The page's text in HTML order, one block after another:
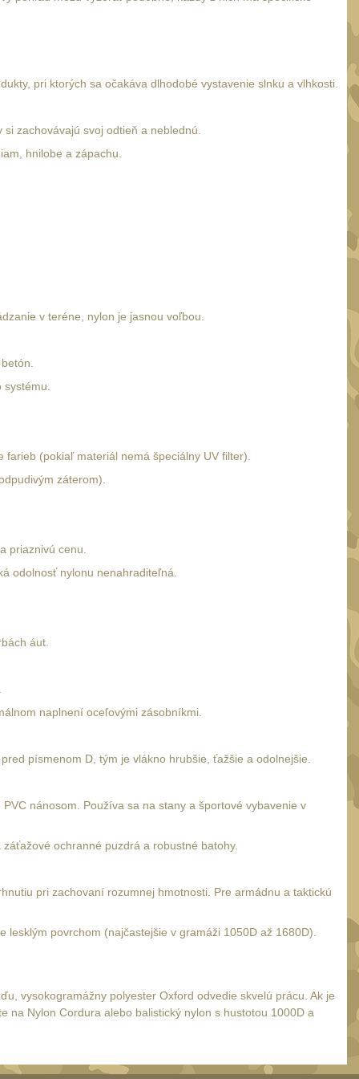
pri ktorých sa očakáva dlhodobé vystavenie slnku a vlhkosti.
zachovávajú svoj odtieň a neblednú.
hnilobe a zápachu.
v teréne, nylon je jasnou voľbou.
(pokiaľ materiál nemá špeciálny UV filter).
záterom).
priaznivú cenu.
odolnosť nylonu nenahraditeľná.
áut.
naplnení oceľovými zásobníkmi.
písmenom D, tým je vlákno hrubšie, ťažšie a odolnejšie.
nánosom. Používa sa na stany a športové vybavenie v
ochranné puzdrá a robustné batohy.
pri zachovaní rozumnej hmotnosti. Pre armádnu a taktickú
povrchom (najčastejšie v gramáži 1050D až 1680D).
vysokogramážny polyester Oxford odvedie skvelú prácu. Ak je
Nylon Cordura alebo balistický nylon s hustotou 1000D a